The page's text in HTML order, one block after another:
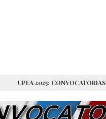
UPEA 2025: CONVOCATORIAS